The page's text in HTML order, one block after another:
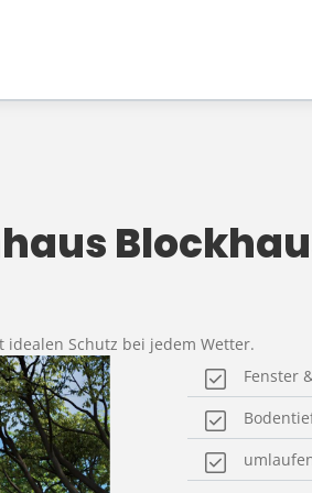
idealen Schutz bei jedem Wetter.
Fenster